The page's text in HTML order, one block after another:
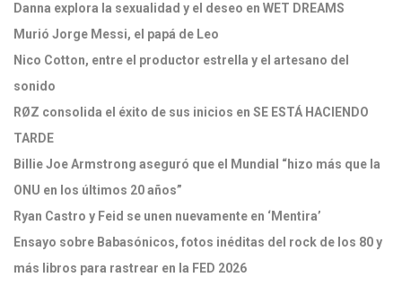
Danna explora la sexualidad y el deseo en WET DREAMS
Murió Jorge Messi, el papá de Leo
Nico Cotton, entre el productor estrella y el artesano del
sonido
RØZ consolida el éxito de sus inicios en SE ESTÁ HACIENDO
TARDE
Billie Joe Armstrong aseguró que el Mundial “hizo más que la
ONU en los últimos 20 años”
Ryan Castro y Feid se unen nuevamente en ‘Mentira’
Ensayo sobre Babasónicos, fotos inéditas del rock de los 80 y
más libros para rastrear en la FED 2026